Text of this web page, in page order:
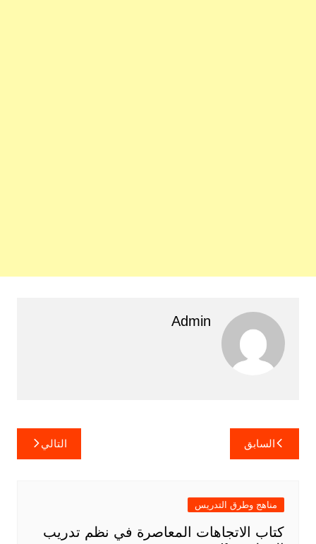
Admin
تصفّح
المقالات
السابق التالي
مناهج وطرق التدريس
كتاب الاتجاهات المعاصرة في نظم تدريب